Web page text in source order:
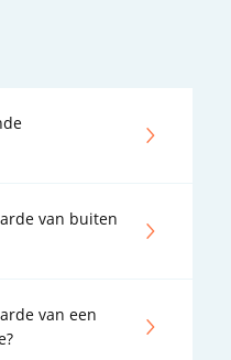
van buiten
van een